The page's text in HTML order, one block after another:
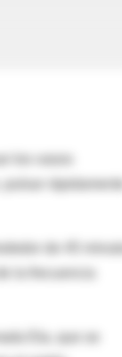
los vasos
rápidamente
de 45
Eta, que se